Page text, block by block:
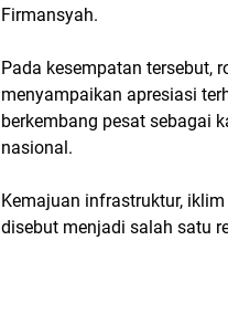
Firmansyah.
Pada kesempatan tersebut,
menyampaikan apresiasi
berkembang pesat sebagai
nasional.
Kemajuan infrastruktur,
disebut menjadi salah satu